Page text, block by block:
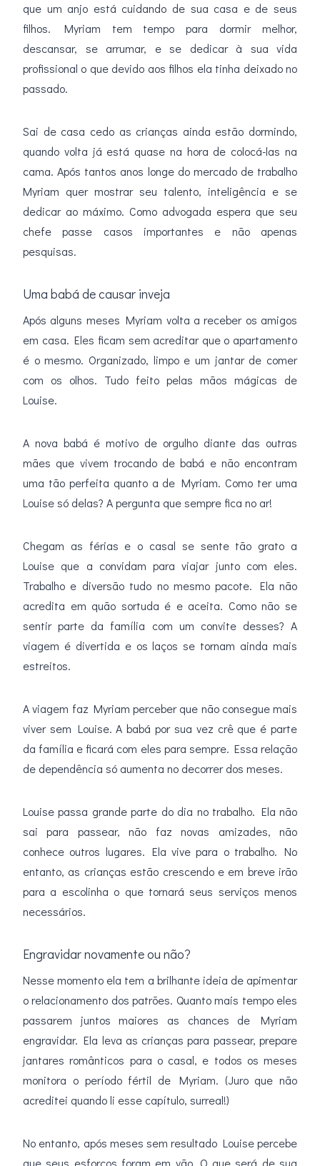
que um anjo está cuidando de sua casa e de seus
filhos. Myriam tem tempo para dormir melhor,
descansar, se arrumar, e se dedicar à sua vida
profissional o que devido aos filhos ela tinha deixado no
passado.
Sai de casa cedo as crianças ainda estão dormindo,
quando volta já está quase na hora de colocá-las na
cama. Após tantos anos longe do mercado de trabalho
Myriam quer mostrar seu talento, inteligência e se
dedicar ao máximo. Como advogada espera que seu
chefe passe casos importantes e não apenas
pesquisas.
Uma babá de causar inveja
Após alguns meses Myriam volta a receber os amigos
em casa. Eles ficam sem acreditar que o apartamento
é o mesmo. Organizado, limpo e um jantar de comer
com os olhos. Tudo feito pelas mãos mágicas de
Louise.
A nova babá é motivo de orgulho diante das outras
mães que vivem trocando de babá e não encontram
uma tão perfeita quanto a de Myriam. Como ter uma
Louise só delas? A pergunta que sempre fica no ar!
Chegam as férias e o casal se sente tão grato a
Louise que a convidam para viajar junto com eles.
Trabalho e diversão tudo no mesmo pacote. Ela não
acredita em quão sortuda é e aceita. Como não se
sentir parte da família com um convite desses? A
viagem é divertida e os laços se tornam ainda mais
estreitos.
A viagem faz Myriam perceber que não consegue mais
viver sem Louise. A babá por sua vez crê que é parte
da família e ficará com eles para sempre. Essa relação
de dependência só aumenta no decorrer dos meses.
Louise passa grande parte do dia no trabalho. Ela não
sai para passear, não faz novas amizades, não
conhece outros lugares. Ela vive para o trabalho. No
entanto, as crianças estão crescendo e em breve irão
para a escolinha o que tornará seus serviços menos
necessários.
Engravidar novamente ou não?
Nesse momento ela tem a brilhante ideia de apimentar
o relacionamento dos patrões. Quanto mais tempo eles
passarem juntos maiores as chances de Myriam
engravidar. Ela leva as crianças para passear, prepare
jantares românticos para o casal, e todos os meses
monitora o período fértil de Myriam. (Juro que não
acreditei quando li esse capítulo, surreal!)
No entanto, após meses sem resultado Louise percebe
que seus esforços foram em vão. O que será de sua